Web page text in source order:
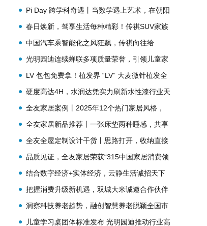
Pi Day 跨学科奇遇丨当数学遇上艺术，在朝阳
凯文碰撞出奇幻之美！
春日焕新，驾享生活每种精彩！传祺SUV家族
限时置换一口价6.18万起
中国汽车乘智能化之风狂飙，传祺向往给
出“高阶”答案
光明园迪连续蝉联多项质量荣誉，引领儿童家
具行业标杆
LV 包包免费拿！植发界 “LV” 大麦微针植发全
国寻觅男神女神，敢来赴约吗？
硬度高达4H，水润达凭实力刷新水性漆行业天
花板！
全友家居案例丨2025年12个热门家居风格，
直接抄作业！
全友家居新品推荐丨一张床垫两种睡感，共享
好眠
全友全屋定制设计干货丨思路打开，收纳直接
翻3倍
品质见证，全友家居荣获“315中国家居消费领
航品牌”
结合数字经济+实体经济，云静生活诚招天下
客
把握消费升级新机遇，双城大米诚邀合作伙伴
洞察科技养老趋势，融创智慧养老脱颖全国市
场
儿童学习桌团体标准发布 光明园迪推动行业高